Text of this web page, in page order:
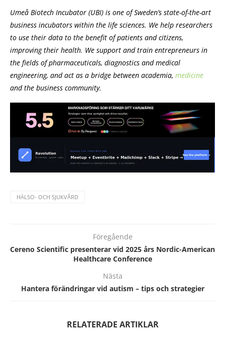
Umeå Biotech Incubator (UBI) is one of Sweden’s state-of-the-art
business incubators within the life sciences. We help researchers
to use their data to the benefit of patients and citizens,
improving their health. We support and train entrepreneurs in
the fields of pharmaceuticals, diagnostics and medical
engineering, and act as a bridge between academia, medicine
and the business community.
HÄLSO- OCH SJUKVÅRD
Föregående
Cereno Scientific presenterar vid 2025 års Nordic-American
Healthcare Conference
Nästa
Hantera förändringar vid autism – tips och strategier
RELATERADE ARTIKLAR